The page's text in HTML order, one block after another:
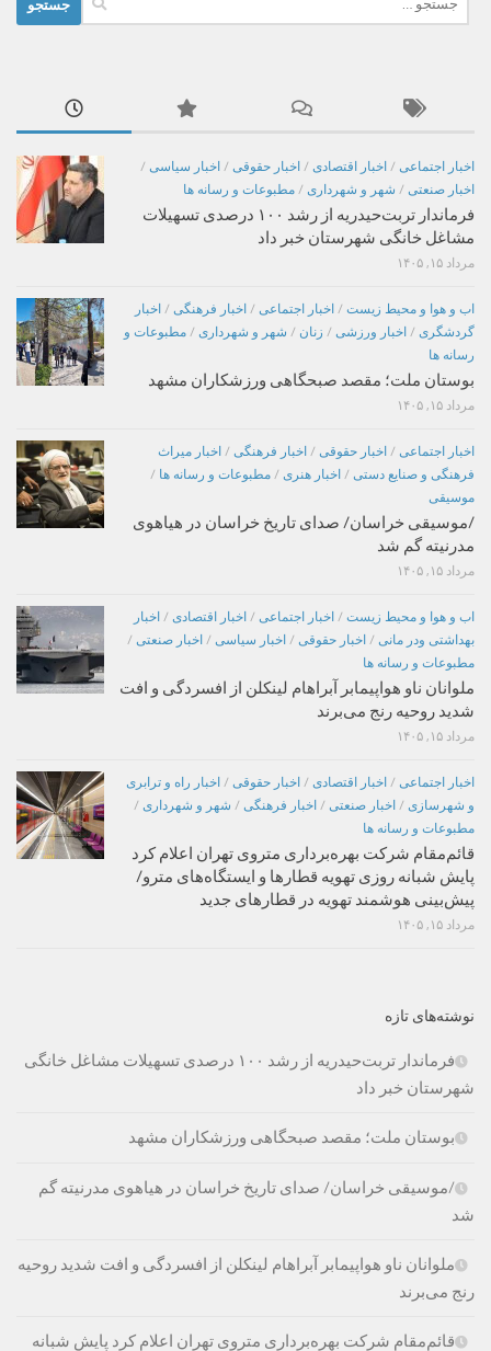
برای:
اخبار اجتماعی / اخبار اقتصادی / اخبار حقوقی / اخبار سیاسی /
اخبار صنعتی / شهر و شهرداری / مطبوعات و رسانه ها
فرماندار تربت‌حیدریه از رشد ۱۰۰ درصدی تسهیلات
مشاغل خانگی شهرستان خبر داد
مرداد ۱۵, ۱۴۰۵
اب و هوا و محیط زیست / اخبار اجتماعی / اخبار فرهنگی / اخبار
گردشگری / اخبار ورزشی / زنان / شهر و شهرداری / مطبوعات و
رسانه ها
بوستان ملت؛ مقصد صبحگاهی ورزشکاران مشهد
مرداد ۱۵, ۱۴۰۵
اخبار اجتماعی / اخبار حقوقی / اخبار فرهنگی / اخبار میراث
فرهنگی و صنایع دستی / اخبار هنری / مطبوعات و رسانه ها /
موسیقی
/موسیقی خراسان/ صدای تاریخ خراسان در هیاهوی
مدرنیته گم شد
مرداد ۱۵, ۱۴۰۵
اب و هوا و محیط زیست / اخبار اجتماعی / اخبار اقتصادی / اخبار
بهداشتی ودر مانی / اخبار حقوقی / اخبار سیاسی / اخبار صنعتی /
مطبوعات و رسانه ها
ملوانان ناو هواپیمابر آبراهام لینکلن از افسردگی و افت
شدید روحیه رنج می‌برند
مرداد ۱۵, ۱۴۰۵
اخبار اجتماعی / اخبار اقتصادی / اخبار حقوقی / اخبار راه و ترابری
و شهرسازی / اخبار صنعتی / اخبار فرهنگی / شهر و شهرداری /
مطبوعات و رسانه ها
قائم‌مقام شرکت بهره‌برداری متروی تهران اعلام کرد
پایش شبانه روزی تهویه قطارها و ایستگاه‌های مترو/
پیش‌بینی هوشمند تهویه در قطارهای جدید
مرداد ۱۵, ۱۴۰۵
نوشته‌های تازه
فرماندار تربت‌حیدریه از رشد ۱۰۰ درصدی تسهیلات مشاغل خانگی
شهرستان خبر داد
بوستان ملت؛ مقصد صبحگاهی ورزشکاران مشهد
/موسیقی خراسان/ صدای تاریخ خراسان در هیاهوی مدرنیته گم
شد
ملوانان ناو هواپیمابر آبراهام لینکلن از افسردگی و افت شدید روحیه
رنج می‌برند
قائم‌مقام شرکت بهره‌برداری متروی تهران اعلام کرد پایش شبانه